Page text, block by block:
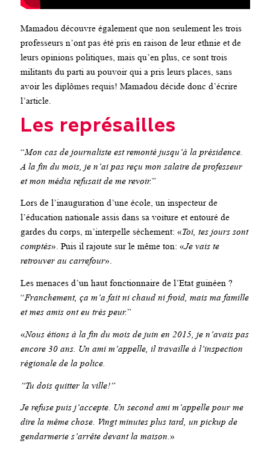
Mamadou découvre également que non seulement les trois
professeurs n’ont pas été pris en raison de leur ethnie et de
leurs opinions politiques, mais qu’en plus, ce sont trois
militants du parti au pouvoir qui a pris leurs places, sans
avoir les diplômes requis! Mamadou décide donc d’écrire
l’article.
Les représailles
“Mon cas de journaliste est remonté jusqu’à la présidence.
A la fin du mois, je n’ai pas reçu mon salaire de professeur
et mon média refusait de me revoir.”
Lors de l’inauguration d’une école, un inspecteur de
l’éducation nationale assis dans sa voiture et entouré de
gardes du corps, m’interpelle sèchement: «Toi, tes jours sont
comptés». Puis il rajoute sur le même ton: «Je vais te
retrouver au carrefour».
Les menaces d’un haut fonctionnaire de l’Etat guinéen ?
“Franchement, ça m’a fait ni chaud ni froid, mais ma famille
et mes amis ont eu très peur.”
«Nous étions à la fin du mois de juin en 2015, je n’avais pas
encore 30 ans. Un ami m’appelle, il travaille à l’inspection
régionale de la police.
“Tu dois quitter la ville!”
Je refuse puis j’accepte. Un second ami m’appelle pour me
dire la même chose. Vingt minutes plus tard, un pickup de
gendarmerie s’arrête devant la maison.»